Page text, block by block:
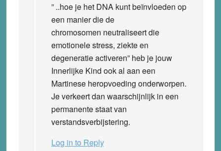
” ..hoe je het DNA kunt beïnvloeden op
een manier die de
chromosomen neutraliseert die
emotionele stress, ziekte en
degeneratie activeren” heb je jouw
Innerlijke Kind ook al aan een
Martinese heropvoeding onderworpen.
Je verkeert dan waarschijnlijk in een
permanente staat van
verstandsverbijstering.
Log in to Reply